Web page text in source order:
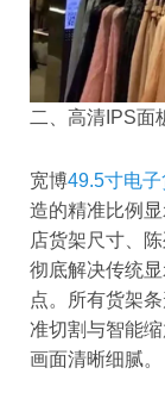
二、高清IPS面
宽博49.5寸电
造的精准比例
店货架尺寸、
彻底解决传统
点。所有货架
准切割与智能
画面清晰细腻。